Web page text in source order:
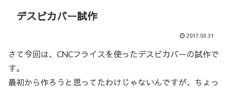
デスビカバー試作
2017.03.31
さて今回は、CNCフライスを使ったデスビカバーの試作で
す。
最初から作ろうと思ってたわけじゃないんですが、ちょっ